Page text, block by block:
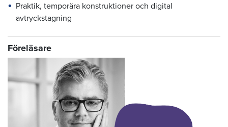
Praktik, temporära konstruktioner och digital
avtryckstagning
Föreläsare